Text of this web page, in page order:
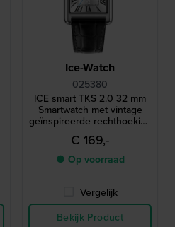
Ice-Watch
025380
ICE smart TKS 2.0 32 mm
Smartwatch met vintage
geïnspireerde rechthoekige
kast en 1,41" Amoled
touchscreen
€ 169,-
● Op voorraad
Vergelijk
Bekijk Product